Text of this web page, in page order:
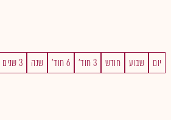
יום שבוע חודש 3 חוד' 6 חוד' שנה 3 שנים